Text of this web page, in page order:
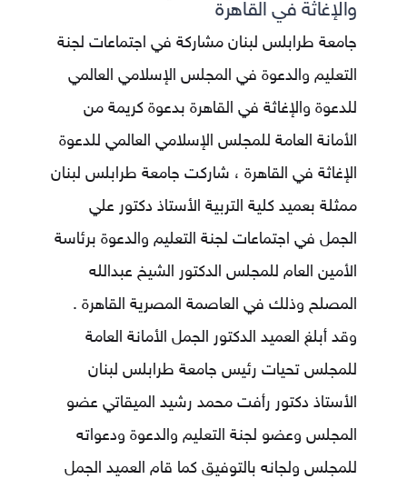
والإغاثة في القاهرة
‏جامعة طرابلس لبنان مشاركة في اجتماعات لجنة
التعليم والدعوة في المجلس الإسلامي العالمي
للدعوة والإغاثة في القاهرة ‏بدعوة كريمة من
الأمانة العامة للمجلس الإسلامي العالمي للدعوة
الإغاثة في القاهرة ، شاركت جامعة طرابلس لبنان
ممثلة بعميد كلية التربية الأستاذ دكتور علي
الجمل في اجتماعات لجنة التعليم والدعوة برئاسة
الأمين العام للمجلس الدكتور الشيخ عبدالله
المصلح وذلك في العاصمة المصرية القاهرة .
‏وقد أبلغ العميد الدكتور الجمل الأمانة العامة
للمجلس تحيات رئيس جامعة طرابلس لبنان
الأستاذ دكتور رأفت محمد رشيد الميقاتي عضو
المجلس وعضو لجنة التعليم والدعوة ودعواته
للمجلس ولجانه بالتوفيق كما قام العميد الجمل